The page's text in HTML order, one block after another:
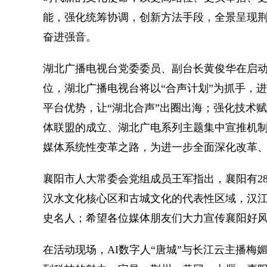
能，强化统筹协调，创新方法手段，全景呈现
奋进强音。
湖北广播电视台党委委员、副台长黄俊华在启
位，湖北广播电视台将以“合声计划”为抓手，
平台优势，让“湖北合声”出圈出海；强化技术
体联盟的成立、湖北广电系列主题集中宣推机
媒体系统性变革之路，为进一步全面深化改革
襄阳市人大常委会党组成员王军指出，襄阳有
汉水文化核心区和古城文化的代表性区域，汉
史名人；希望各位媒体朋友们大力宣传襄阳好
在活动现场，AI数字人“唐城”与长江云主播梅